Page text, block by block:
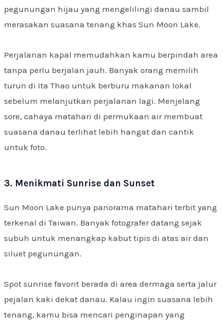
pegunungan hijau yang mengelilingi danau sambil
merasakan suasana tenang khas Sun Moon Lake.
Perjalanan kapal memudahkan kamu berpindah area
tanpa perlu berjalan jauh. Banyak orang memilih
turun di Ita Thao untuk berburu makanan lokal
sebelum melanjutkan perjalanan lagi. Menjelang
sore, cahaya matahari di permukaan air membuat
suasana danau terlihat lebih hangat dan cantik
untuk foto.
3. Menikmati Sunrise dan Sunset
Sun Moon Lake punya panorama matahari terbit yang
terkenal di Taiwan. Banyak fotografer datang sejak
subuh untuk menangkap kabut tipis di atas air dan
siluet pegunungan.
Spot sunrise favorit berada di area dermaga serta jalur
pejalan kaki dekat danau. Kalau ingin suasana lebih
tenang, kamu bisa mencari penginapan yang